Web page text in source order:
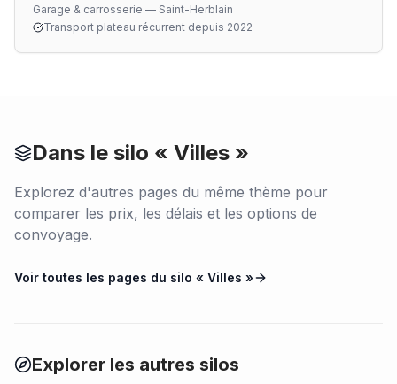
Garage & carrosserie — Saint-Herblain
Transport plateau récurrent depuis 2022
Dans le silo « Villes »
Explorez d'autres pages du même thème pour
comparer les prix, les délais et les options de
convoyage.
Voir toutes les pages du silo « Villes »
Explorer les autres silos